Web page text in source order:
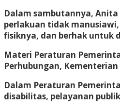
Dalam sambutannya,
perlakuan tidak
fisiknya, dan berhak untuk
Materi Peraturan
Perhubungan,
Dalam Peraturan
disabilitas, pelayanan